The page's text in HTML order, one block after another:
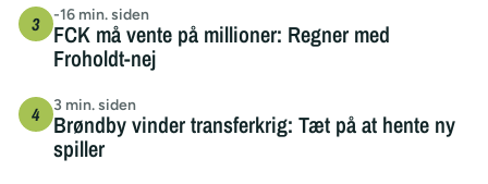
-16 min. siden
FCK må vente på millioner: Regner med
Froholdt-nej
3 min. siden
Brøndby vinder transferkrig: Tæt på at hente ny
spiller